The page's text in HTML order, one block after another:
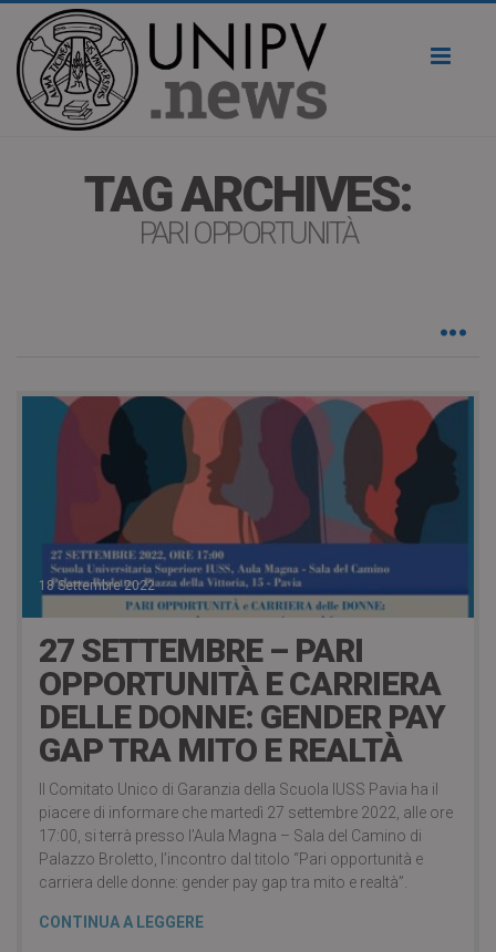
TAG ARCHIVES:
PARI OPPORTUNITÀ
18 Settembre 2022
27 SETTEMBRE – PARI
OPPORTUNITÀ E CARRIERA
DELLE DONNE: GENDER PAY
GAP TRA MITO E REALTÀ
Il Comitato Unico di Garanzia della Scuola IUSS Pavia ha il
piacere di informare che martedì 27 settembre 2022, alle ore
17:00, si terrà presso l’Aula Magna – Sala del Camino di
Palazzo Broletto, l’incontro dal titolo “Pari opportunità e
carriera delle donne: gender pay gap tra mito e realtà”.
CONTINUA A LEGGERE